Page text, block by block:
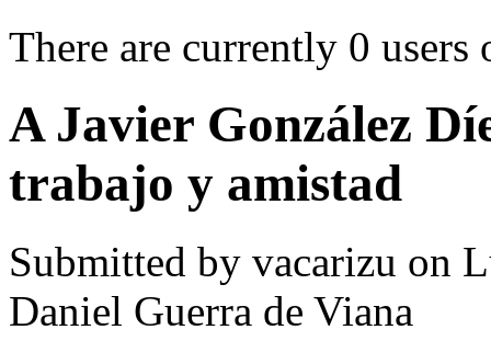
There are currently 0 users
A Javier González
trabajo y amistad
Submitted by vacarizu on
Daniel Guerra de Viana